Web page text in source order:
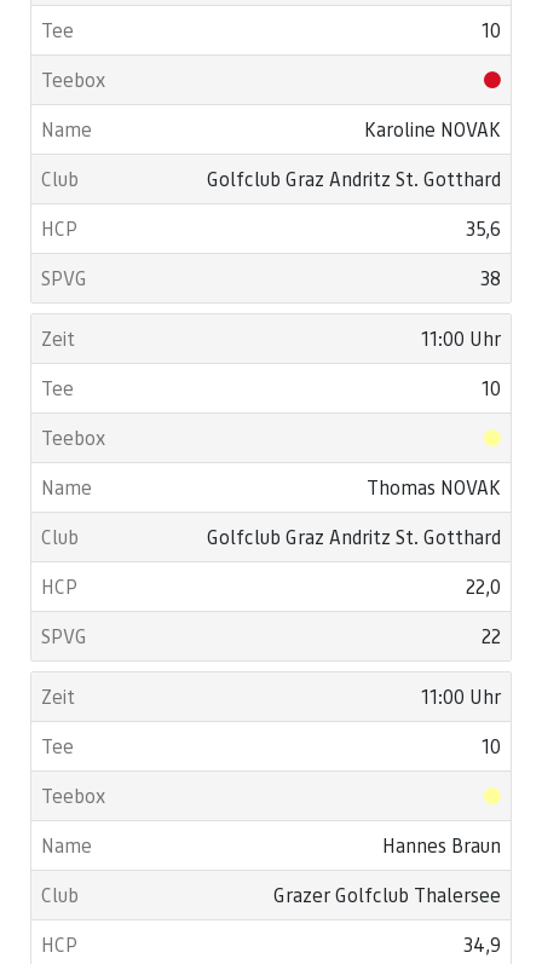
10
Karoline NOVAK
Golfclub Graz Andritz St. Gotthard
35,6
38
11:00 Uhr
10
Thomas NOVAK
Golfclub Graz Andritz St. Gotthard
22,0
22
11:00 Uhr
10
Hannes Braun
Grazer Golfclub Thalersee
34,9